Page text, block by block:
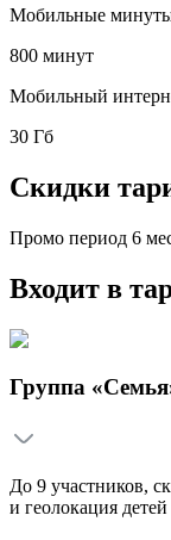
Мобильные
800 минут
Мобильный
30 Гб
Скидки
Промо период 6
Входит в
Группа
До 9 участников,
и геолокация